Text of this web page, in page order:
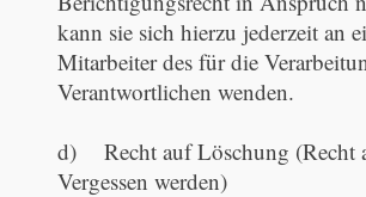
kann sie sich hierzu jederzeit an
Mitarbeiter des für die
Verantwortlichen wenden.
d) Recht auf Löschung (Recht
Vergessen werden)